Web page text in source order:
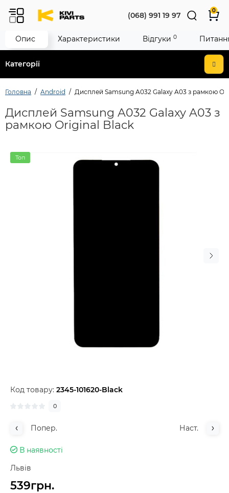
Категорії
(068) 991 19 97
0
Головна Android Дисплей Samsung A032 Galaxy A03 з рамкою
Дисплей Samsung A032 Galaxy A03 з
рамкою Original Black
Топ
Код товару: 2345-101620-Black
0
Попер. Наст.
В наявності
Львів
539грн.
Опис Характеристики Відгуки 0